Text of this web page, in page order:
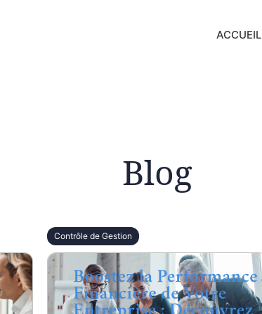
ACCUEIL
Blog
Contrôle de Gestion